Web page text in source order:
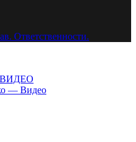
Ответственности.
ВИДЕО
— Видео